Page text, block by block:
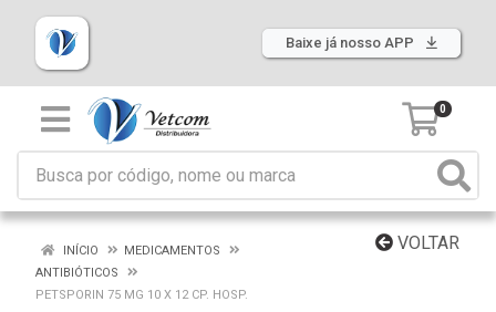
Baixe já nosso APP
0
VOLTAR
INÍCIO
MEDICAMENTOS
ANTIBIÓTICOS
PETSPORIN 75 MG 10 X 12 CP. HOSP.